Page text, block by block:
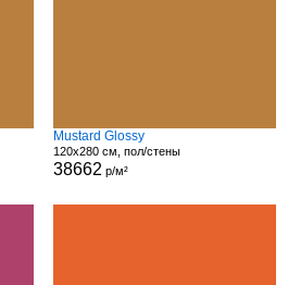
Mustard Glossy
120x280 см, пол/стены
38662 р/м²